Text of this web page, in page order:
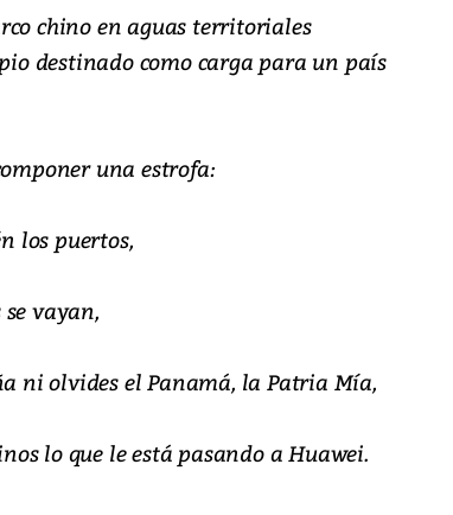
chino en aguas territoriales
destinado como carga para un país
una estrofa:
los puertos,
vayan,
ni olvides el Panamá, la Patria Mía,
lo que le está pasando a Huawei.